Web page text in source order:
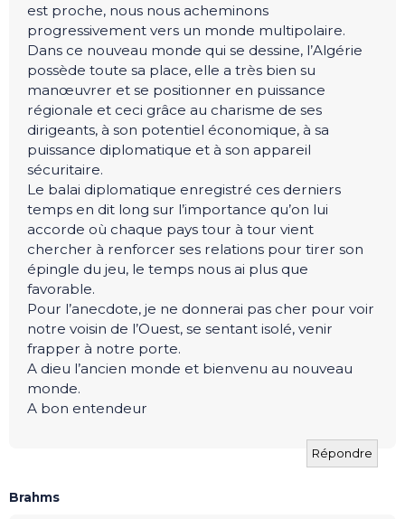
est proche, nous nous acheminons
progressivement vers un monde multipolaire.
Dans ce nouveau monde qui se dessine, l’Algérie
possède toute sa place, elle a très bien su
manœuvrer et se positionner en puissance
régionale et ceci grâce au charisme de ses
dirigeants, à son potentiel économique, à sa
puissance diplomatique et à son appareil
sécuritaire.
Le balai diplomatique enregistré ces derniers
temps en dit long sur l’importance qu’on lui
accorde où chaque pays tour à tour vient
chercher à renforcer ses relations pour tirer son
épingle du jeu, le temps nous ai plus que
favorable.
Pour l’anecdote, je ne donnerai pas cher pour voir
notre voisin de l’Ouest, se sentant isolé, venir
frapper à notre porte.
A dieu l’ancien monde et bienvenu au nouveau
monde.
A bon entendeur
Répondre
Brahms